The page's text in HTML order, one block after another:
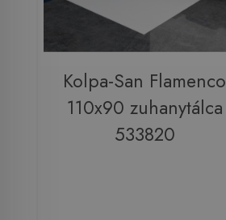
Kolpa-San Flamenco
110x90 zuhanytálca
533820